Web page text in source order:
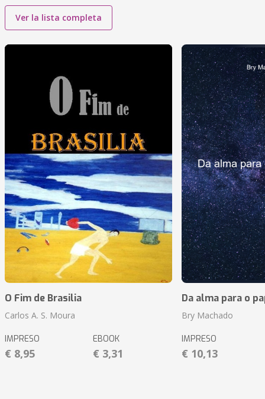
Ver la lista completa
O Fim de Brasilia
Carlos A. S. Moura
IMPRESO
€ 8,95
EBOOK
€ 3,31
Da alma para o
Bry Machado
IMPRESO
€ 10,13